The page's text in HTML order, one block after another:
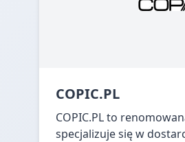
COPIC.PL
COPIC.PL to
specjalizuje się w